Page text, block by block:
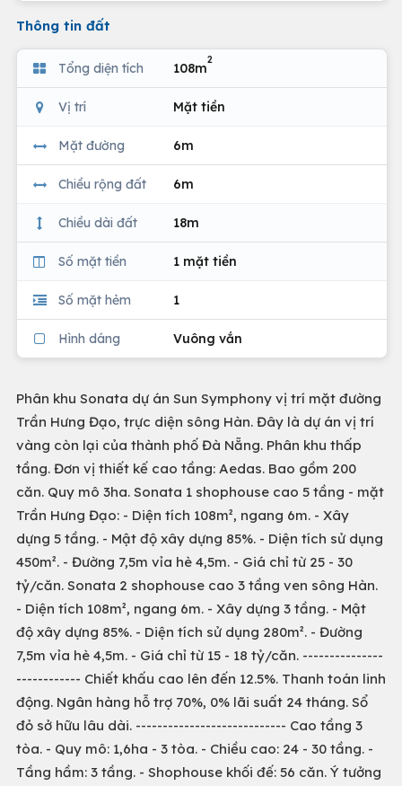
Thông tin đất
Tổng diện tích 108m
2
Vị trí Mặt tiền
Mặt đường 6m
Chiều rộng đất 6m
Chiều dài đất 18m
Số mặt tiền 1 mặt tiền
Số mặt hẻm 1
Hình dáng Vuông vắn
Phân khu Sonata dự án Sun Symphony vị trí mặt đường
Trần Hưng Đạo, trực diện sông Hàn. Đây là dự án vị trí
vàng còn lại của thành phố Đà Nẵng. Phân khu thấp
tầng. Đơn vị thiết kế cao tầng: Aedas. Bao gồm 200
căn. Quy mô 3ha. Sonata 1 shophouse cao 5 tầng - mặt
Trần Hưng Đạo: - Diện tích 108m², ngang 6m. - Xây
dựng 5 tầng. - Mật độ xây dựng 85%. - Diện tích sử dụng
450m². - Đường 7,5m vỉa hè 4,5m. - Giá chỉ từ 25 - 30
tỷ/căn. Sonata 2 shophouse cao 3 tầng ven sông Hàn.
- Diện tích 108m², ngang 6m. - Xây dựng 3 tầng. - Mật
độ xây dựng 85%. - Diện tích sử dụng 280m². - Đường
7,5m vỉa hè 4,5m. - Giá chỉ từ 15 - 18 tỷ/căn. ---------------
------------ Chiết khấu cao lên đến 12.5%. Thanh toán linh
động. Ngân hàng hỗ trợ 70%, 0% lãi suất 24 tháng. Sổ
đỏ sở hữu lâu dài. ---------------------------- Cao tầng 3
tòa. - Quy mô: 1,6ha - 3 tòa. - Chiều cao: 24 - 30 tầng. -
Tầng hầm: 3 tầng. - Shophouse khối đế: 56 căn. Ý tưởng